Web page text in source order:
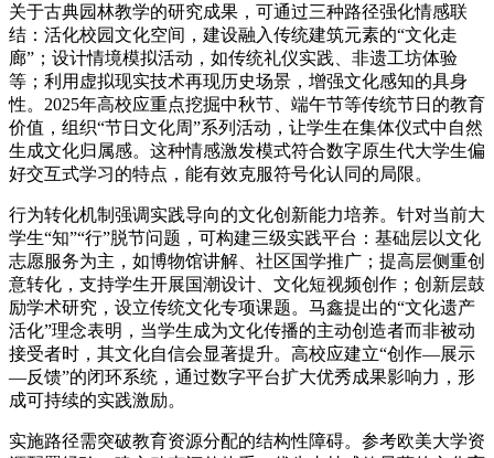
关于古典园林教学的研究成果，可通过三种路径强化情感联
结：活化校园文化空间，建设融入传统建筑元素的“文化走
廊”；设计情境模拟活动，如传统礼仪实践、非遗工坊体验
等；利用虚拟现实技术再现历史场景，增强文化感知的具身
性。2025年高校应重点挖掘中秋节、端午节等传统节日的教育
价值，组织“节日文化周”系列活动，让学生在集体仪式中自然
生成文化归属感。这种情感激发模式符合数字原生代大学生偏
好交互式学习的特点，能有效克服符号化认同的局限。
行为转化机制强调实践导向的文化创新能力培养。针对当前大
学生“知”“行”脱节问题，可构建三级实践平台：基础层以文化
志愿服务为主，如博物馆讲解、社区国学推广；提高层侧重创
意转化，支持学生开展国潮设计、文化短视频创作；创新层鼓
励学术研究，设立传统文化专项课题。马鑫提出的“文化遗产
活化”理念表明，当学生成为文化传播的主动创造者而非被动
接受者时，其文化自信会显著提升。高校应建立“创作—展示
—反馈”的闭环系统，通过数字平台扩大优秀成果影响力，形
成可持续的实践激励。
实施路径需突破教育资源分配的结构性障碍。参考欧美大学资